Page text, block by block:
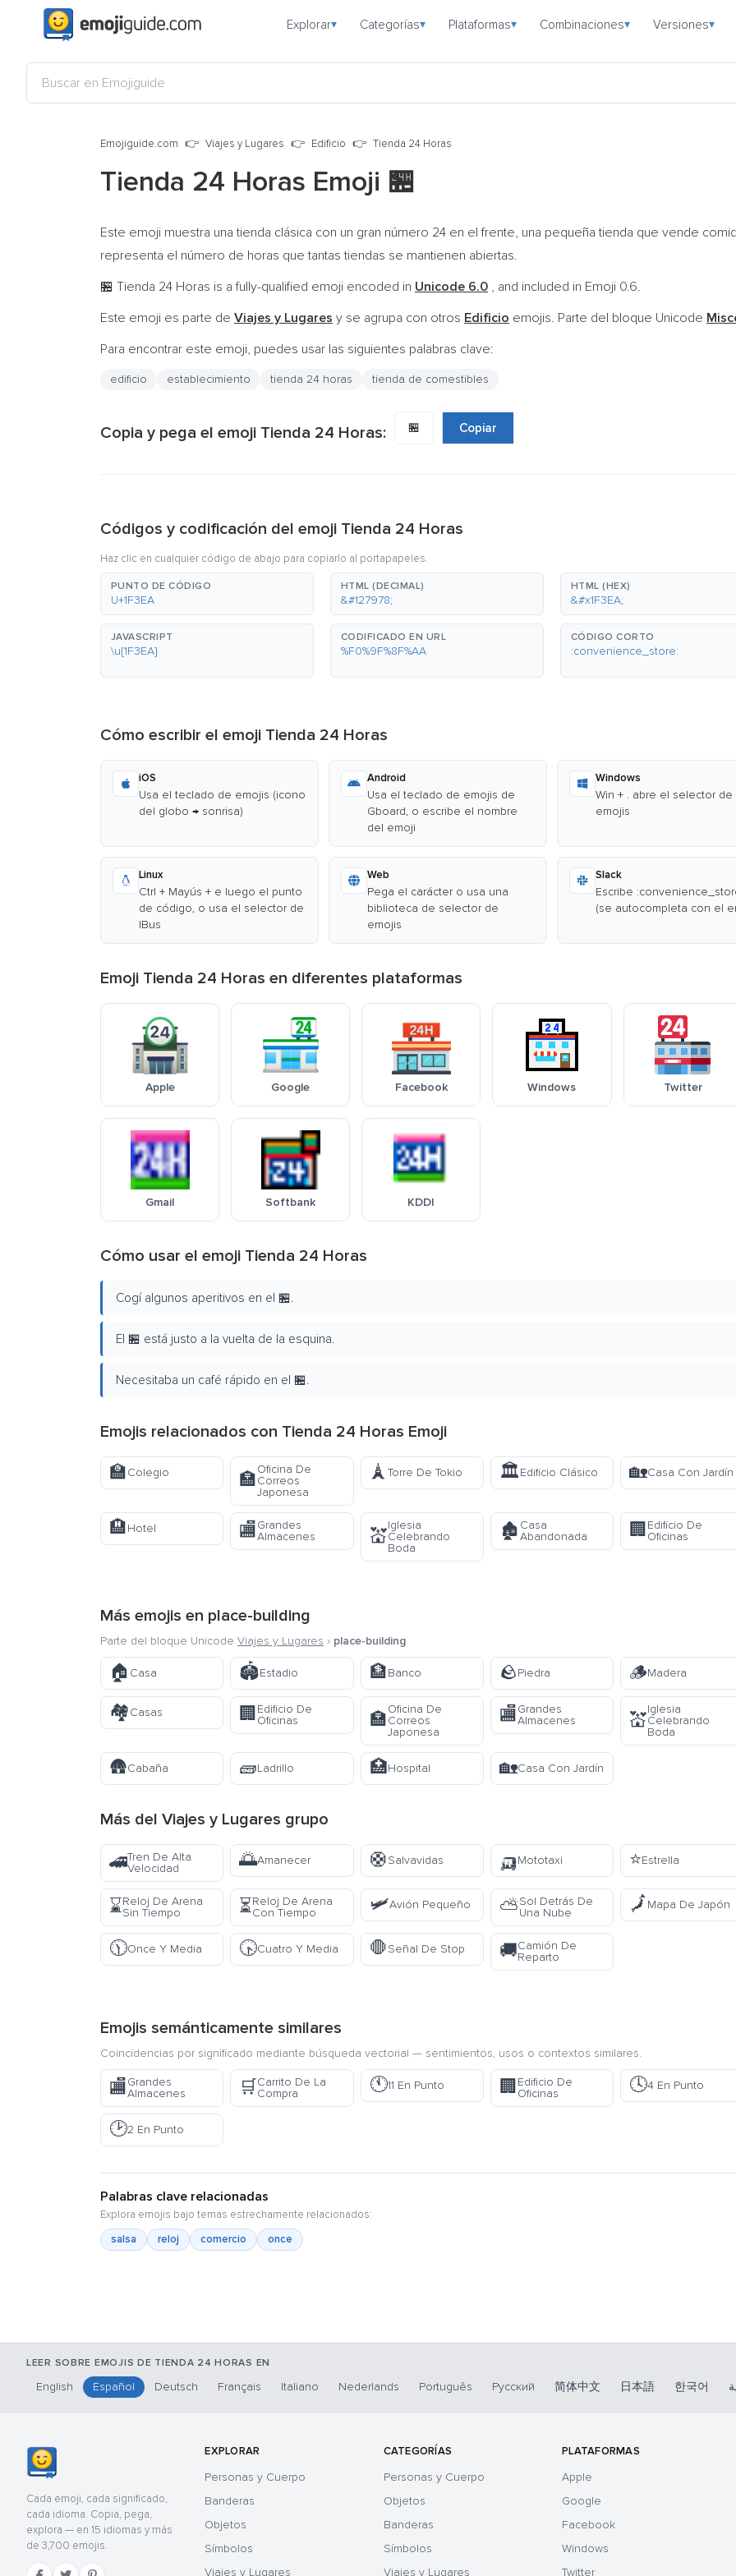
Explorar▾ Categorías▾ Plataformas▾ Combinaciones▾ Versiones▾
Emojiguide.com Viajes y Lugares Edificio Tienda 24 Horas
Tienda 24 Horas Emoji 🏪
Este emoji muestra una tienda clásica con un gran número 24 en el frente, una pequeña tienda que vende
representa el número de horas que tantas tiendas se mantienen abiertas.
🏪 Tienda 24 Horas is a fully-qualified emoji encoded in Unicode 6.0 , and included in Emoji 0.6.
Este emoji es parte de Viajes y Lugares y se agrupa con otros Edificio emojis. Parte del bloque Unicode
Para encontrar este emoji, puedes usar las siguientes palabras clave:
edificio establecimiento tienda 24 horas tienda de comestibles
Copia y pega el emoji Tienda 24 Horas: 🏪 Copiar
Códigos y codificación del emoji Tienda 24 Horas
Haz clic en cualquier código de abajo para copiarlo al portapapeles.
PUNTO DE CÓDIGO
U+1F3EA
HTML (DECIMAL)
&#127978;
HTML (HEX)
&#x1F3EA;
JAVASCRIPT
\u{1F3EA}
CODIFICADO EN URL
%F0%9F%8F%AA
CÓDIGO CORTO
:convenience_store:
Cómo escribir el emoji Tienda 24 Horas
iOS
Usa el teclado de emojis (icono
del globo → sonrisa)
Android
Usa el teclado de emojis de
Gboard, o escribe el nombre
del emoji
Windows
Win + . abre el selector de
emojis
Linux
Ctrl + Mayús + e luego el punto
de código, o usa el selector de
IBus
Web
Pega el carácter o usa una
biblioteca de selector de
emojis
Slack
Escribe
(se autocompleta con el
Emoji Tienda 24 Horas en diferentes plataformas
Apple Google Facebook Windows Twitter
Gmail Softbank KDDI
Cómo usar el emoji Tienda 24 Horas
Cogí algunos aperitivos en el 🏪.
El 🏪 está justo a la vuelta de la esquina.
Necesitaba un café rápido en el 🏪.
Emojis relacionados con Tienda 24 Horas Emoji
🏫Colegio 🏣
Oficina De
Correos
Japonesa
🗼 Torre De Tokio 🏛️Edificio Clásico 🏡Casa Con Jardín
🏨Hotel 🏬Grandes
Almacenes
💒
Iglesia
Celebrando
Boda
🏚️ Casa
Abandonada
🏢Edificio De
Oficinas
Más emojis en place-building
Parte del bloque Unicode Viajes y Lugares › place-building
🏠 Casa 🏟️Estadio 🏦Banco 🪨Piedra 🪵Madera
🏘️Casas 🏢Edificio De
Oficinas
🏣
Oficina De
Correos
Japonesa
🏬Grandes
Almacenes
💒
Iglesia
Celebrando
Boda
🛖Cabaña 🧱Ladrillo 🏥Hospital 🏡Casa Con Jardín
Más del Viajes y Lugares grupo
🚄Tren De Alta
Velocidad
🌅Amanecer 🛟Salvavidas 🛺Mototaxi ⭐Estrella
⌛Reloj De Arena
Sin Tiempo
⏳Reloj De Arena
Con Tiempo
🛩️Avión Pequeño ⛅Sol Detrás De
Una Nube
🗾Mapa De Japón
🕦Once Y Media 🕟Cuatro Y Media 🛑Señal De Stop 🚚Camión De
Reparto
Emojis semánticamente similares
Coincidencias por significado mediante búsqueda vectorial — sentimientos, usos o contextos similares.
🏬Grandes
Almacenes
🛒 Carrito De La
Compra
🕚11 En Punto 🏢Edificio De
Oficinas
🕓4 En Punto
🕑2 En Punto
Palabras clave relacionadas
Explora emojis bajo temas estrechamente relacionados:
salsa
reloj comercio once
LEER SOBRE EMOJIS DE TIENDA 24 HORAS EN
English Español Deutsch Français Italiano Nederlands Português Русский 简体中文 日本語 한국어
Cada emoji, cada significado,
cada idioma. Copia, pega,
explora — en 15 idiomas y más
de 3,700 emojis.
EXPLORAR
Personas y Cuerpo
Banderas
Objetos
Símbolos
Viajes y Lugares
CATEGORÍAS
Personas y Cuerpo
Objetos
Banderas
Símbolos
Viajes y Lugares
PLATAFORMAS
Apple
Google
Facebook
Windows
Twitter